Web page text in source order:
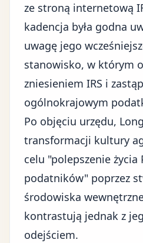
ze stroną internetową
kadencja była godna
uwagę jego
stanowisko, w którym
zniesieniem IRS i
ogólnokrajowym
Po objęciu urzędu,
transformacji kultury
celu "polepszenie życia
podatników" poprzez
środowiska
kontrastują jednak z
odejściem.